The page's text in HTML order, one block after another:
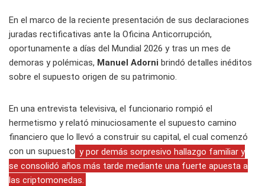
En el marco de la reciente presentación de sus declaraciones
juradas rectificativas ante la Oficina Anticorrupción,
oportunamente a días del Mundial 2026 y tras un mes de
demoras y polémicas, Manuel Adorni brindó detalles inéditos
sobre el supuesto origen de su patrimonio.
En una entrevista televisiva, el funcionario rompió el
hermetismo y relató minuciosamente el supuesto camino
financiero que lo llevó a construir su capital, el cual comenzó
con un supuesto y por demás sorpresivo hallazgo familiar y
se consolidó años más tarde mediante una fuerte apuesta a
las criptomonedas.